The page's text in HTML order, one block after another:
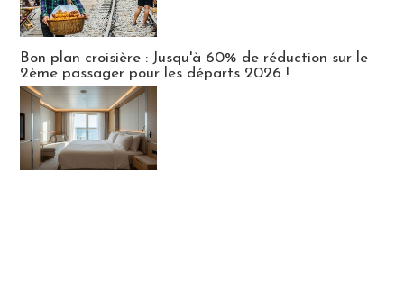
Bon plan croisière : Jusqu'à 60% de réduction sur le
2ème passager pour les départs 2026 !